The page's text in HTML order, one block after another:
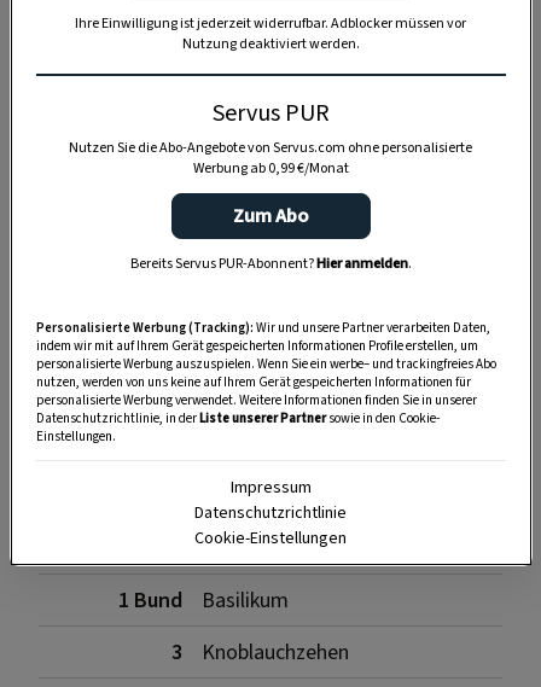
SPEICHERN DRUCKEN
Zitronenmelisse
1 Bund
Basilikum
3
Knoblauchzehen
Ihre Einwilligung ist jederzeit widerrufbar. Adblocker müssen vor
Nutzung deaktiviert werden.
Servus PUR
Nutzen Sie die Abo-Angebote von Servus.com ohne personalisierte
Werbung ab 0,99 €/Monat
Zum Abo
Bereits Servus PUR-Abonnent?Hier anmelden.
Personalisierte Werbung (Tracking): Wir und unsere Partner verarbeiten Daten,
indem wir mit auf Ihrem Gerät gespeicherten Informationen Profile erstellen, um
personalisierte Werbung auszuspielen. Wenn Sie ein werbe– und trackingfreies Abo
nutzen, werden von uns keine auf Ihrem Gerät gespeicherten Informationen für
personalisierte Werbung verwendet. Weitere Informationen finden Sie in unserer
Datenschutzrichtlinie, in derListe unserer Partnersowie in den Cookie-
Einstellungen.
Impressum
Datenschutzrichtlinie
Cookie-Einstellungen